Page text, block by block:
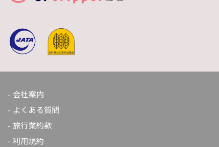
会社案内
よくある質問
旅行業約款
利用規約